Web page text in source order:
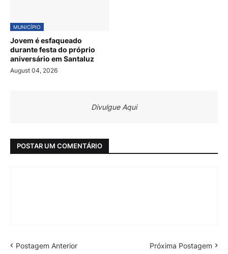
MUNICÍPIO
Jovem é esfaqueado
durante festa do próprio
aniversário em Santaluz
August 04, 2026
Divulgue Aqui
POSTAR UM COMENTÁRIO
Postagem Anterior Próxima Postagem